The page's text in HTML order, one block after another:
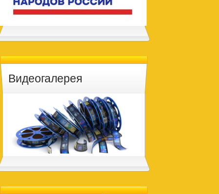
Видеогалерея